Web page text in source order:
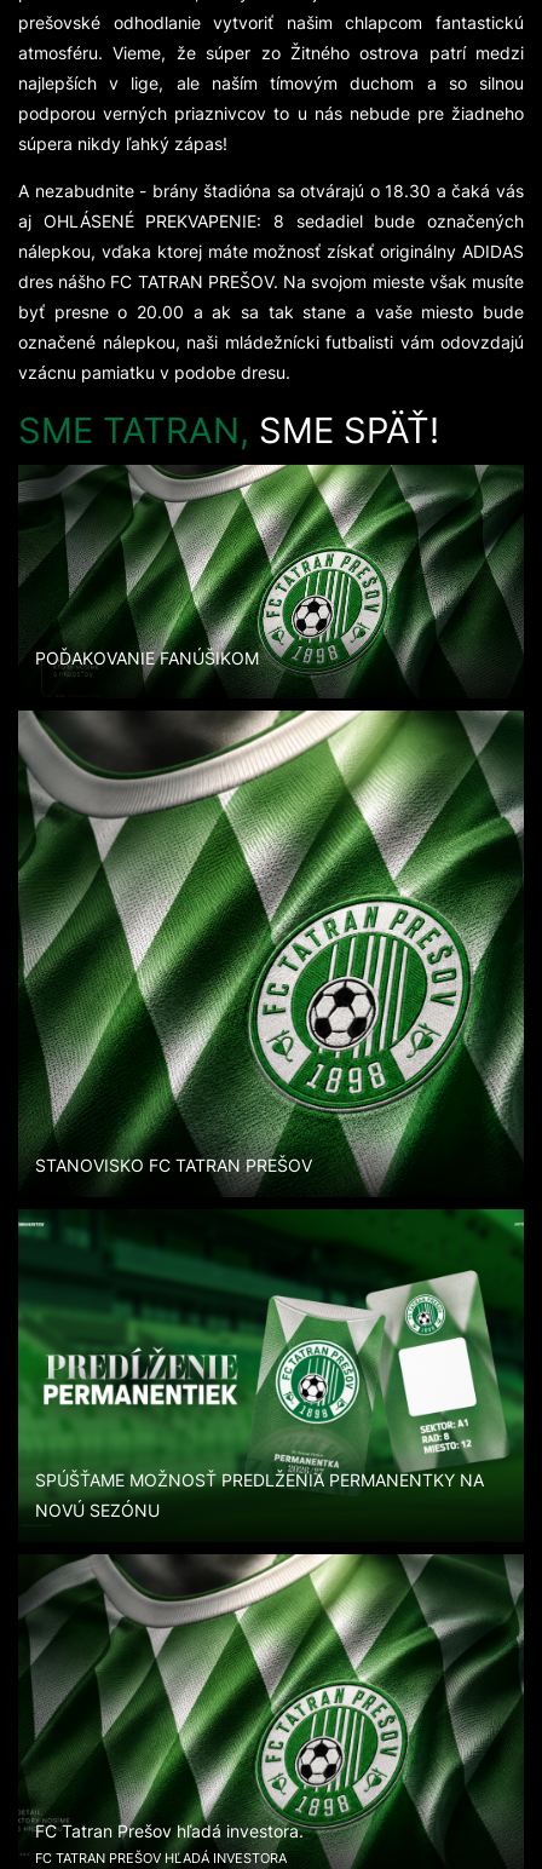
prešovské odhodlanie vytvoriť našim chlapcom fantastickú
atmosféru. Vieme, že súper zo Žitného ostrova patrí medzi
najlepších v lige, ale naším tímovým duchom a so silnou
podporou verných priaznivcov to u nás nebude pre žiadneho
súpera nikdy ľahký zápas!
A nezabudnite - brány štadióna sa otvárajú o 18.30 a čaká vás
aj OHLÁSENÉ PREKVAPENIE: 8 sedadiel bude označených
nálepkou, vďaka ktorej máte možnosť získať originálny ADIDAS
dres nášho FC TATRAN PREŠOV. Na svojom mieste však musíte
byť presne o 20.00 a ak sa tak stane a vaše miesto bude
označené nálepkou, naši mládežnícki futbalisti vám odovzdajú
vzácnu pamiatku v podobe dresu.
SME TATRAN, SME SPÄŤ!
POĎAKOVANIE FANÚŠIKOM
STANOVISKO FC TATRAN PREŠOV
SPÚŠŤAME MOŽNOSŤ PREDLŽENIA PERMANENTKY NA
NOVÚ SEZÓNU
FC Tatran Prešov hľadá investora.
FC TATRAN PREŠOV HĽADÁ INVESTORA